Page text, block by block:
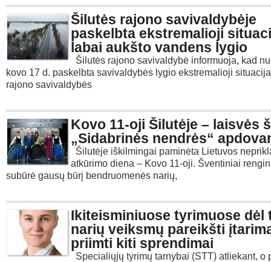
Šilutės rajono savivaldybėje
paskelbta ekstremalioji
labai aukšto vandens lygio
Šilutės rajono savivaldybė informuoja, kad
kovo 17 d. paskelbta savivaldybės lygio ekstremalioji
rajono savivaldybės
Kovo 11-oji Šilutėje – laisvės
„Sidabrinės nendrės“
Šilutėje iškilmingai paminėta Lietuvos
atkūrimo diena – Kovo 11-oji. Šventiniai
subūrė gausų būrį bendruomenės narių,
Ikiteisminiuose tyrimuose dėl
narių veiksmų pareikšti
priimti kiti sprendimai
Specialiųjų tyrimų tarnybai (STT) atliekant, o